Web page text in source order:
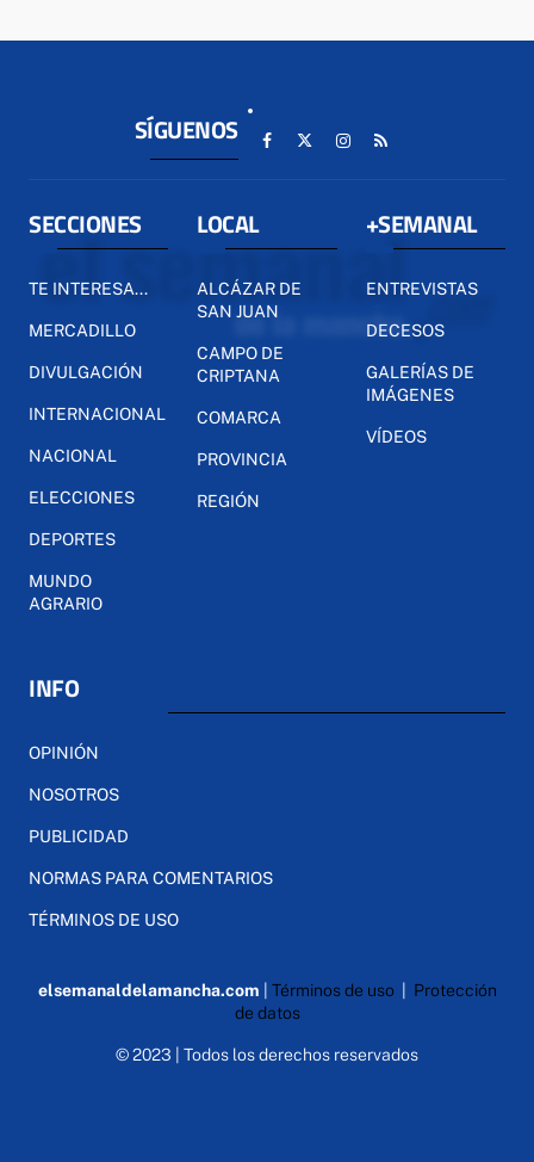
SÍGUENOS
SECCIONES
TE INTERESA...
MERCADILLO
DIVULGACIÓN
INTERNACIONAL
NACIONAL
ELECCIONES
DEPORTES
MUNDO
AGRARIO
LOCAL
ALCÁZAR DE
SAN JUAN
CAMPO DE
CRIPTANA
COMARCA
PROVINCIA
REGIÓN
+SEMANAL
ENTREVISTAS
DECESOS
GALERÍAS DE
IMÁGENES
VÍDEOS
INFO
OPINIÓN
NOSOTROS
PUBLICIDAD
NORMAS PARA COMENTARIOS
TÉRMINOS DE USO
elsemanaldelamancha.com Términos de uso| Protección
de datos
© 2023 | Todos los derechos reservados